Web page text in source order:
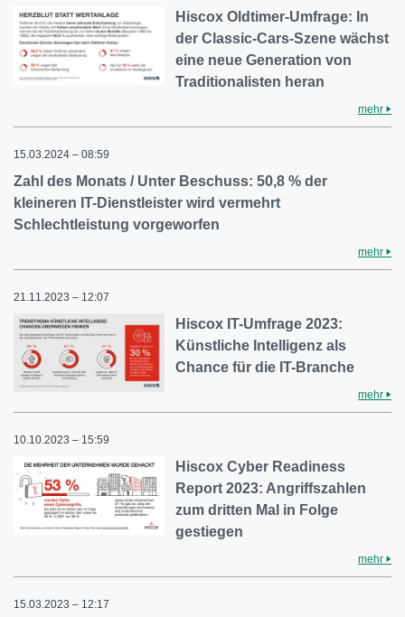
Hiscox Oldtimer-Umfrage: In
der Classic-Cars-Szene wächst
eine neue Generation von
Traditionalisten heran
mehr
15.03.2024 – 08:59
Zahl des Monats / Unter Beschuss: 50,8 % der
kleineren IT-Dienstleister wird vermehrt
Schlechtleistung vorgeworfen
mehr
21.11.2023 – 12:07
Hiscox IT-Umfrage 2023:
Künstliche Intelligenz als
Chance für die IT-Branche
mehr
10.10.2023 – 15:59
Hiscox Cyber Readiness
Report 2023: Angriffszahlen
zum dritten Mal in Folge
gestiegen
mehr
15.03.2023 – 12:17